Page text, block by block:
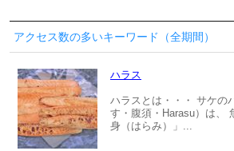
アクセス数の多いキーワード（全期間）
ハラス
ハラスとは・・・ サケの
す・腹須・Harasu）は、
身（はらみ）」...